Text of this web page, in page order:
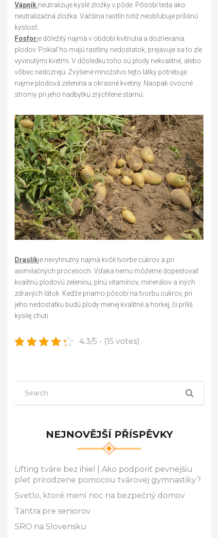
Vápnik neutralizuje kyslé zložky v pôde. Pôsobí teda ako
neutralizačná zložka. Väčšina rastlín totiž neobľubuje prílišnú
kyslosť.
Fosforje dôležitý najmä v období kvitnutia a dozrievania
plodov. Pokiaľ ho majú rastliny nedostatok, prejavuje sa to zle
vyvinutými kvetmi. V dôsledku toho sú plody nekvalitné, alebo
vôbec nedozrejú. Zvýšené množstvo tejto látky potrebuje
najme plodová zelenina a okrasné kvetiny. Naopak ovocné
stromy pri jeho nadbytku zrýchlene starnú.
Draslíkje nevyhnutný najmä kvôli tvorbe cukrov a pri
asimilačných procesoch. Vďaka nemu môžeme dopestovať
kvalitnú plodovú zeleninu, plnú vitamínov, minerálov a iných
zdravých látok. Keďže priamo pôsobí na tvorbu cukrov, pri
jeho nedostatku budú plody menej kvalitné a horkej, či príliš
kyslej chuti.
4.3/5 - (15 votes)
NEJNOVĚJŠÍ PŘÍSPĚVKY
Lifting tváre bez ihiel | Ako podporiť pevnejšiu
pleť prirodzene pomocou tvárovej gymnastiky?
Svetlo, ktoré mení noc na bezpečný domov
Tantra pre seniorov
SRO na Slovensku